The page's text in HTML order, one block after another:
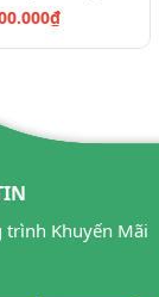
trình Khuyến Mãi